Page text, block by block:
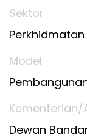
Sektor
Model
Kementerian/
Dewan